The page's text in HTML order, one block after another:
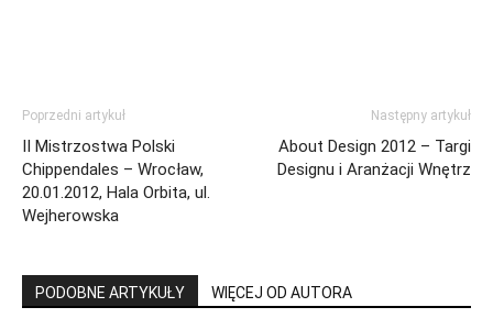
Poprzedni artykuł
II Mistrzostwa Polski
Chippendales – Wrocław,
20.01.2012, Hala Orbita, ul.
Wejherowska
Następny artykuł
About Design 2012 – Targi
Designu i Aranżacji Wnętrz
PODOBNE ARTYKUŁY WIĘCEJ OD AUTORA